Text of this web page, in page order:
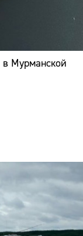
Мурманской